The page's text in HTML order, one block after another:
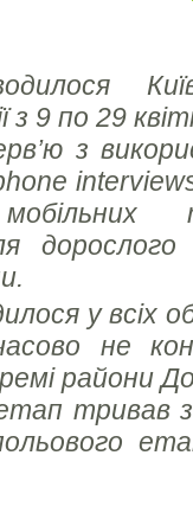
з 9 по 29
з
дорослого
у всіх
не
райони
тривав